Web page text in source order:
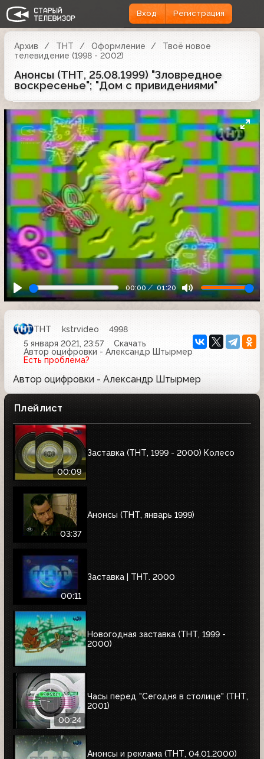
Вход Регистрация
Архив ТНТ Оформление
Твоё новое
телевидение (1998 - 2002)
Анонсы (ТНТ, 25.08.1999) "Зловредное
воскресенье"; "Дом с привидениями"
00:00 01:20
ТНТ kstrvideo
4998
5 января 2021, 23:57
Скачать
Автор оцифровки - Александр Штырмер
Есть проблема?
Автор оцифровки - Александр Штырмер
Плейлист
00:09
Заставка (ТНТ, 1999 - 2000) Колесо
03:37
Анонсы (ТНТ, январь 1999)
00:11
Заставка | ТНТ. 2000
Новогодная заставка (ТНТ, 1999 -
2000)
00:24
Часы перед "Сегодня в столице" (ТНТ,
2001)
Анонсы и реклама (ТНТ, 04.01.2000)